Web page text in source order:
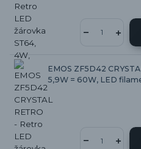
EMOS ZF5D42
5,9W = 60W, LED